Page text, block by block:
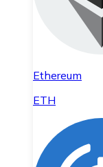
Ethereum
ETH